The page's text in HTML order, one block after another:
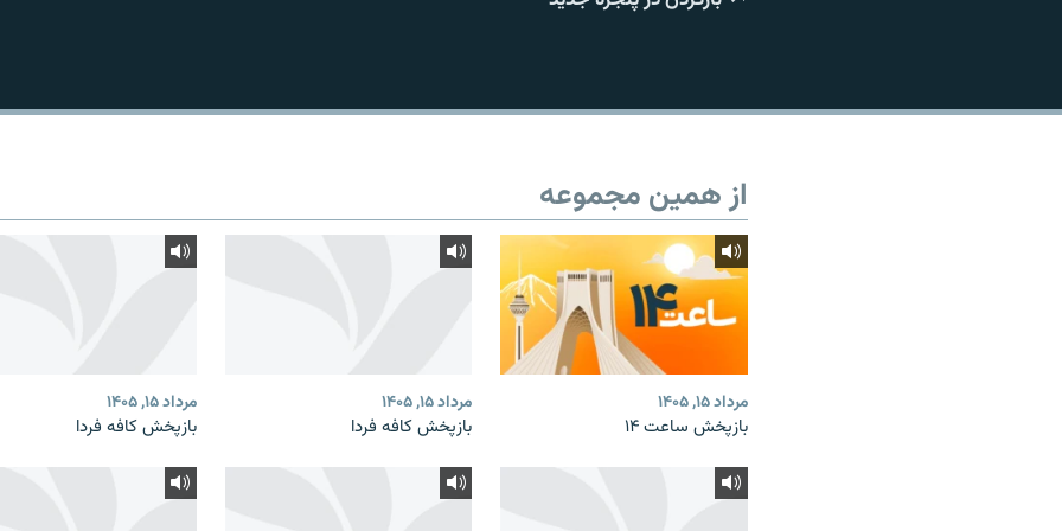
از همین مجموعه
مرداد ۱۵, ۱۴۰۵
بازپخش ساعت ۱۴
مرداد ۱۵, ۱۴۰۵
بازپخش کافه فردا
مرداد ۱۵, ۱۴۰۵
بازپخش کافه فردا